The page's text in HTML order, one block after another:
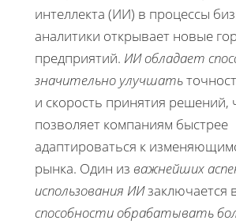
интеллекта (ИИ) в процессы
аналитики открывает новые
предприятий. ИИ обладает
значительно улучшать
и скорость принятия решений,
позволяет компаниям быстрее
адаптироваться к
рынка. Один из важнейших
использования ИИзаключается
способности обрабатывать